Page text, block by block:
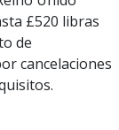
£520 libras
de
cancelaciones